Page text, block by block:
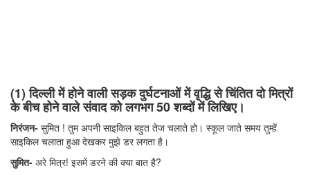
(1) दिल्ली में होने वाली सड़क दुर्घटनाओं में वृद्धि से चिंतित दो मित्रों
के बीच होने वाले संवाद को लगभग 50 शब्दों में लिखिए।
निरंजन- सुमित ! तुम अपनी साइकिल बहुत तेज चलाते हो। स्कूल जाते समय तुम्हें
साइकिल चलाता हुआ देखकर मुझे डर लगता है।
सुमित- अरे मित्र! इसमें डरने की क्या बात है?